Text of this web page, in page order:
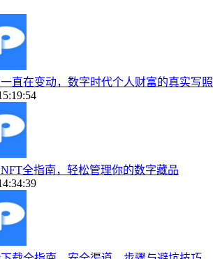
直在变动，数字时代个人财富的真实写照
全指南，轻松管理你的数字藏品